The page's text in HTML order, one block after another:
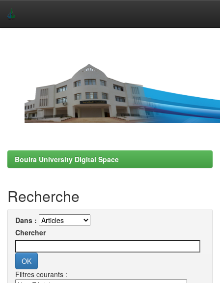
Bouira University Digital Space
Recherche
Dans :
Chercher
Filtres courants :